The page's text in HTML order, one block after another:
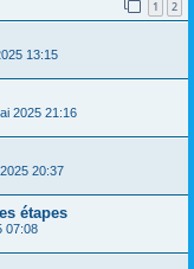
1 2
13:15
2025 21:16
20:37
étapes
07:08